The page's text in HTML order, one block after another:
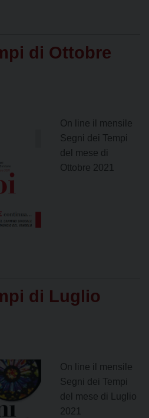
di Ottobre
On line il mensile
Segni dei Tempi
del mese di
Ottobre 2021
di Luglio
On line il mensile
Segni dei Tempi
del mese di Luglio
2021